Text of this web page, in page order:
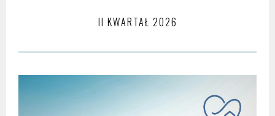
II KWARTAŁ 2026